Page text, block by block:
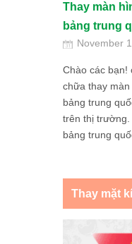
Thay màn
bảng trung
November
Chào các bạn!
chữa thay
bảng trung
trên thị
bảng trung
Thay mặt